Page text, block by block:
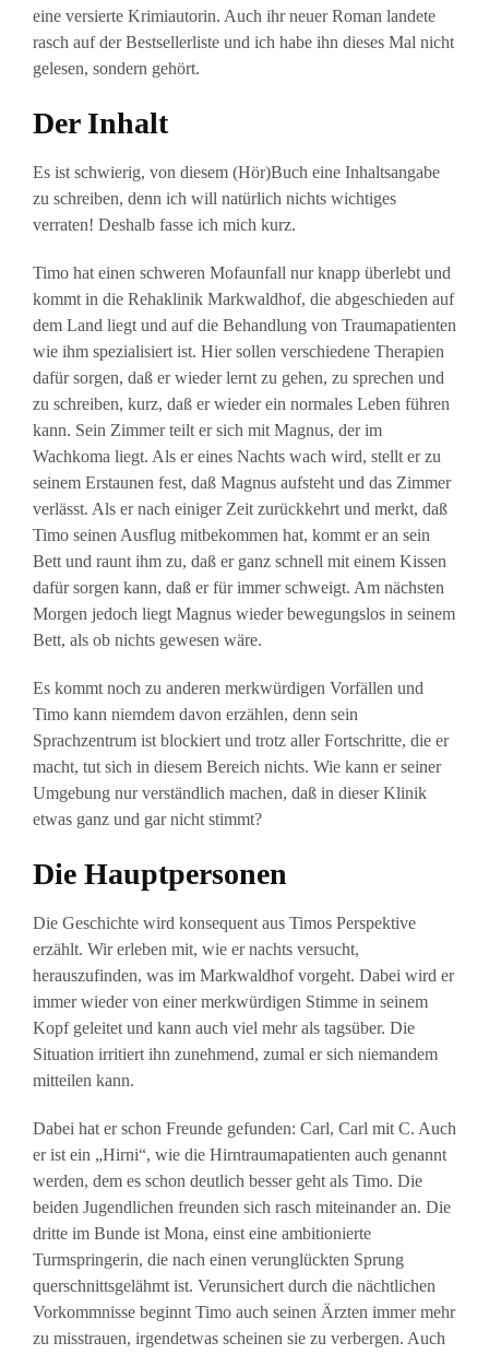
eine versierte Krimiautorin. Auch ihr neuer Roman landete
rasch auf der Bestsellerliste und ich habe ihn dieses Mal nicht
gelesen, sondern gehört.
Der Inhalt
Es ist schwierig, von diesem (Hör)Buch eine Inhaltsangabe
zu schreiben, denn ich will natürlich nichts wichtiges
verraten! Deshalb fasse ich mich kurz.
Timo hat einen schweren Mofaunfall nur knapp überlebt und
kommt in die Rehaklinik Markwaldhof, die abgeschieden auf
dem Land liegt und auf die Behandlung von Traumapatienten
wie ihm spezialisiert ist. Hier sollen verschiedene Therapien
dafür sorgen, daß er wieder lernt zu gehen, zu sprechen und
zu schreiben, kurz, daß er wieder ein normales Leben führen
kann. Sein Zimmer teilt er sich mit Magnus, der im
Wachkoma liegt. Als er eines Nachts wach wird, stellt er zu
seinem Erstaunen fest, daß Magnus aufsteht und das Zimmer
verlässt. Als er nach einiger Zeit zurückkehrt und merkt, daß
Timo seinen Ausflug mitbekommen hat, kommt er an sein
Bett und raunt ihm zu, daß er ganz schnell mit einem Kissen
dafür sorgen kann, daß er für immer schweigt. Am nächsten
Morgen jedoch liegt Magnus wieder bewegungslos in seinem
Bett, als ob nichts gewesen wäre.
Es kommt noch zu anderen merkwürdigen Vorfällen und
Timo kann niemdem davon erzählen, denn sein
Sprachzentrum ist blockiert und trotz aller Fortschritte, die er
macht, tut sich in diesem Bereich nichts. Wie kann er seiner
Umgebung nur verständlich machen, daß in dieser Klinik
etwas ganz und gar nicht stimmt?
Die Hauptpersonen
Die Geschichte wird konsequent aus Timos Perspektive
erzählt. Wir erleben mit, wie er nachts versucht,
herauszufinden, was im Markwaldhof vorgeht. Dabei wird er
immer wieder von einer merkwürdigen Stimme in seinem
Kopf geleitet und kann auch viel mehr als tagsüber. Die
Situation irritiert ihn zunehmend, zumal er sich niemandem
mitteilen kann.
Dabei hat er schon Freunde gefunden: Carl, Carl mit C. Auch
er ist ein „Hirni“, wie die Hirntraumapatienten auch genannt
werden, dem es schon deutlich besser geht als Timo. Die
beiden Jugendlichen freunden sich rasch miteinander an. Die
dritte im Bunde ist Mona, einst eine ambitionierte
Turmspringerin, die nach einen verunglückten Sprung
querschnittsgelähmt ist. Verunsichert durch die nächtlichen
Vorkommnisse beginnt Timo auch seinen Ärzten immer mehr
zu misstrauen, irgendetwas scheinen sie zu verbergen. Auch